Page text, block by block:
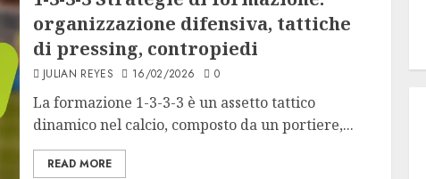
organizzazione difensiva, tattiche
di pressing, contropiedi
JULIAN REYES 16/02/2026 0
La formazione 1-3-3-3 è un assetto tattico
dinamico nel calcio, composto da un portiere,...
READ MORE